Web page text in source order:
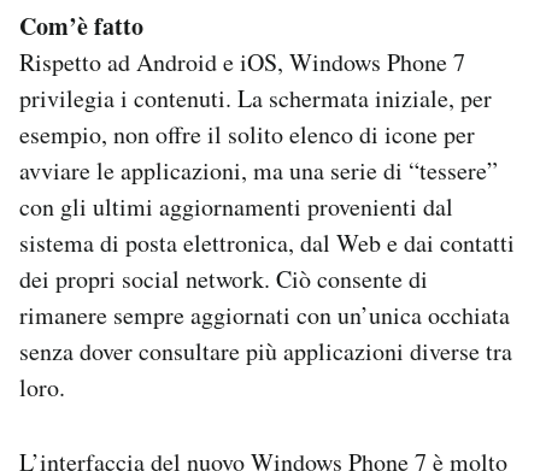
Com’è fatto
Rispetto ad Android e iOS, Windows Phone 7
privilegia i contenuti. La schermata iniziale, per
esempio, non offre il solito elenco di icone per
avviare le applicazioni, ma una serie di “tessere”
con gli ultimi aggiornamenti provenienti dal
sistema di posta elettronica, dal Web e dai contatti
dei propri social network. Ciò consente di
rimanere sempre aggiornati con un’unica occhiata
senza dover consultare più applicazioni diverse tra
loro.
L’interfaccia del nuovo Windows Phone 7 è molto